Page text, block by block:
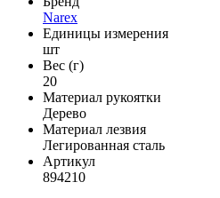
Narex
Единицы измерения
шт
Вес (г)
20
Материал рукоятки
Дерево
Материал лезвия
Легированная сталь
Артикул
894210